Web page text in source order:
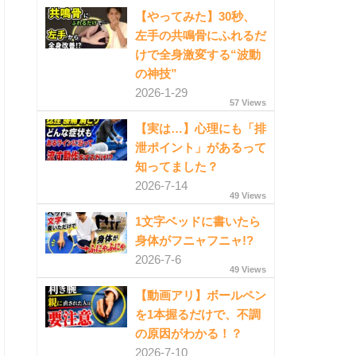
【やってみた】30秒、
左手の共鳴骨にふれるだ
けで全身激変する“波動
の神技”
2026-1-29
57 Views
【実は…】心理にも「排
泄ポイント」があるって
知ってました？
2026-7-14
49 Views
1文字ベッドに書いたら
身体がフニャフニャ!?
2026-7-6
49 Views
【動画アリ】ボールペン
を1本握るだけで、不調
の原因がわかる！？
2026-7-10